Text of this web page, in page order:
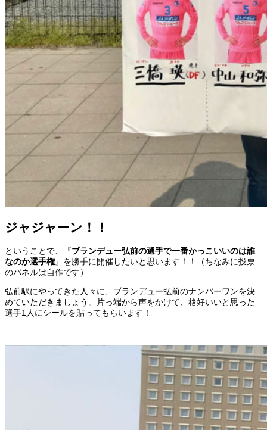
ジャジャーン！！
ということで、『ブランデュー弘前の選手で一番かっこいいのは誰
なのか選手権』を勝手に開催したいと思います！！（ちなみに投票
のパネルは自作です）
弘前駅にやってきた人々に、ブランデュー弘前のナンバーワンを決
めていただきましょう。片っ端から声をかけて、格好いいと思った
選手1人にシールを貼ってもらいます！